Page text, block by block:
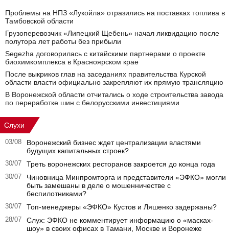
Проблемы на НПЗ «Лукойла» отразились на поставках топлива в
Тамбовской области
Грузоперевозчик «Липецкий Щебень» начал ликвидацию после
полутора лет работы без прибыли
Segezha договорилась с китайскими партнерами о проекте
биохимкомплекса в Красноярском крае
После выкриков глав на заседаниях правительства Курской
области власти официально закрепляют их прямую трансляцию
В Воронежской области отчитались о ходе строительства завода
по переработке шин с белорусскими инвестициями
Слухи
03/08
Воронежский бизнес ждет централизации властями
будущих капитальных строек?
30/07 Треть воронежских ресторанов закроется до конца года
30/07
Чиновница Минпромторга и представители «ЭФКО» могли
быть замешаны в деле о мошенничестве с
беспилотниками?
30/07 Топ-менеджеры «ЭФКО» Кустов и Ляшенко задержаны?
28/07
Слух: ЭФКО не комментирует информацию о «масках-
шоу» в своих офисах в Тамани, Москве и Воронеже